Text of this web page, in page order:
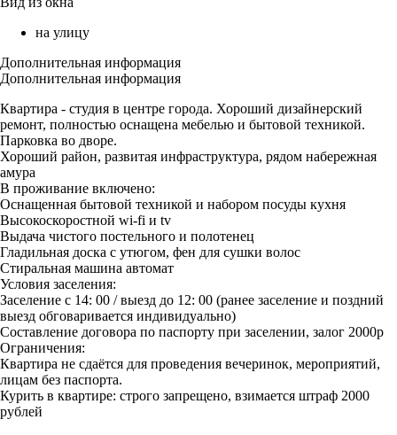
на улицу
Дополнительная информация
Дополнительная информация
Квартира - студия в центре города. Хороший дизайнерский
ремонт, полностью оснащена мебелью и бытовой техникой.
Парковка во дворе.
Хороший район, развитая инфраструктура, рядом набережная
амура
В проживание включено:
Оснащенная бытовой техникой и набором посуды кухня
Высокоскоростной wi-fi и tv
Выдача чистого постельного и полотенец
Гладильная доска с утюгом, фен для сушки волос
Стиральная машина автомат
Условия заселения:
Заселение с 14: 00 / выезд до 12: 00 (ранее заселение и поздний
выезд обговаривается индивидуально)
Составление договора по паспорту при заселении, залог 2000р
Ограничения:
Квартира не сдаётся для проведения вечеринок, мероприятий,
лицам без паспорта.
Курить в квартире: строго запрещено, взимается штраф 2000
рублей